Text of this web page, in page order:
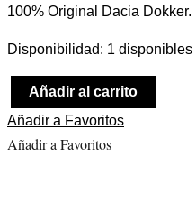
100% Original Dacia Dokker.
Disponibilidad: 1 disponibles
Añadir al carrito
Añadir a Favoritos
Añadir a Favoritos